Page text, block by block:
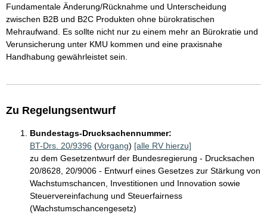
Fundamentale Änderung/Rücknahme und Unterscheidung
zwischen B2B und B2C Produkten ohne bürokratischen
Mehraufwand. Es sollte nicht nur zu einem mehr an Bürokratie und
Verunsicherung unter KMU kommen und eine praxisnahe
Handhabung gewährleistet sein.
Zu Regelungsentwurf
Bundestags-Drucksachennummer:
BT-Drs. 20/9396 (Vorgang) [alle RV hierzu]
zu dem Gesetzentwurf der Bundesregierung - Drucksachen
20/8628, 20/9006 - Entwurf eines Gesetzes zur Stärkung von
Wachstumschancen, Investitionen und Innovation sowie
Steuervereinfachung und Steuerfairness
(Wachstumschancengesetz)